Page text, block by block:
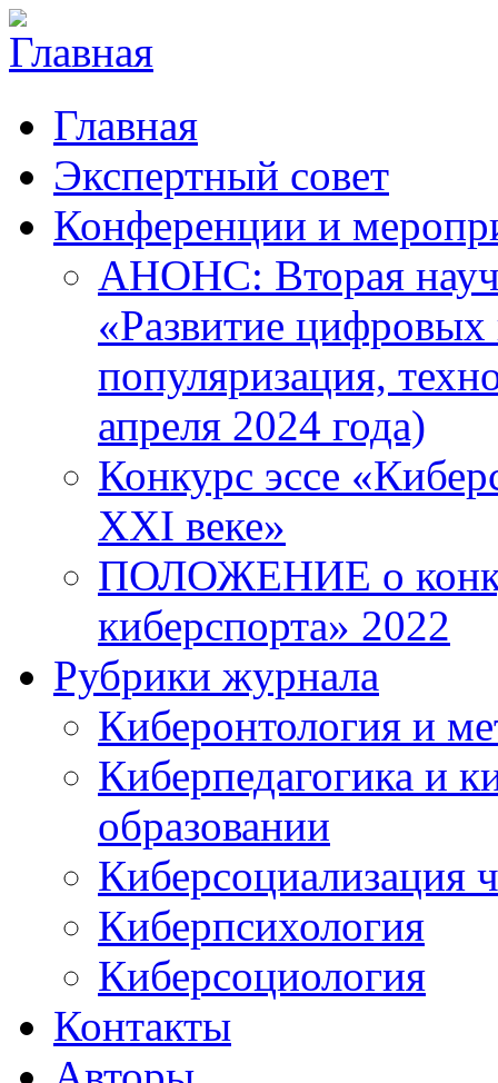
Главная
Экспертный совет
Конференции и
АНОНС: Вторая
«Развитие цифровых
популяризация,
апреля 2024 года)
Конкурс эссе
XXI веке»
ПОЛОЖЕНИЕ о
киберспорта» 2022
Рубрики журнала
Киберонтология и
Киберпедагогика и
образовании
Киберсоциализация
Киберпсихология
Киберсоциология
Контакты